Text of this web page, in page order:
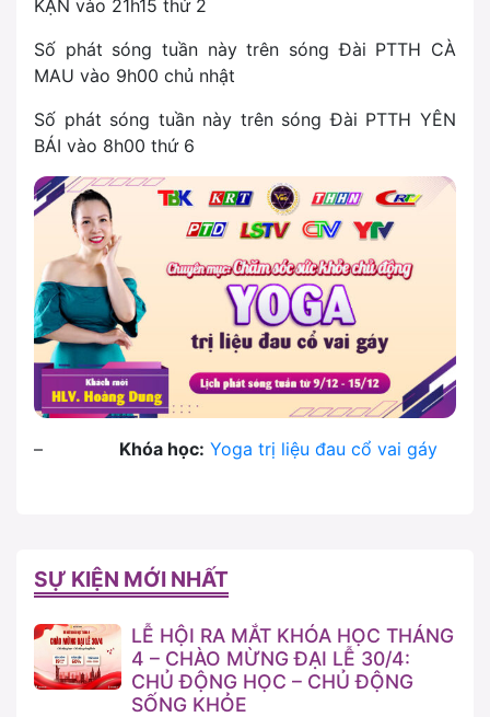
KẠN vào 21h15 thứ 2
Số phát sóng tuần này trên sóng Đài PTTH CÀ
MAU vào 9h00 chủ nhật
Số phát sóng tuần này trên sóng Đài PTTH YÊN
BÁI vào 8h00 thứ 6
– Khóa học: Yoga trị liệu đau cổ vai gáy
SỰ KIỆN MỚI NHẤT
LỄ HỘI RA MẮT KHÓA HỌC THÁNG
4 – CHÀO MỪNG ĐẠI LỄ 30/4:
CHỦ ĐỘNG HỌC – CHỦ ĐỘNG
SỐNG KHỎE